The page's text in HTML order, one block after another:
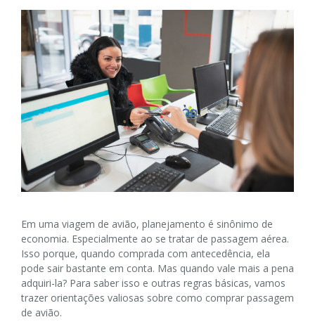
Em uma viagem de avião, planejamento é sinônimo de
economia. Especialmente ao se tratar de passagem aérea.
Isso porque, quando comprada com antecedência, ela
pode sair bastante em conta. Mas quando vale mais a pena
adquiri-la? Para saber isso e outras regras básicas, vamos
trazer orientações valiosas sobre como comprar passagem
de avião.